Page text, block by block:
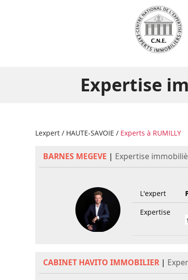
Expertise
Lexpert / HAUTE-SAVOIE / Experts à RUMILLY
BARNES MEGEVE | Expertise
L'expert
Expertise
CABINET HAVITO IMMOBILIER |